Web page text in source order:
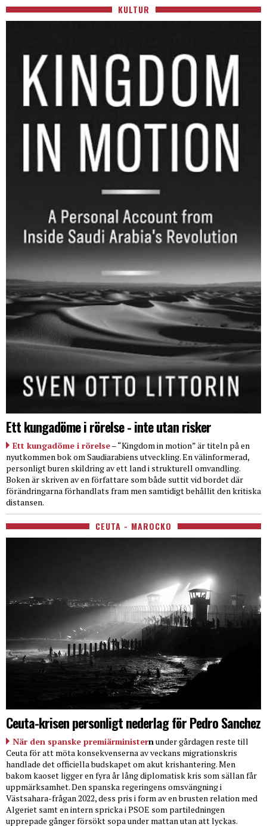
KULTUR
Ett kungadöme i rörelse - inte utan risker
Ett kungadöme i rörelse– “Kingdom in motion” är titeln på en
nyutkommen bok om Saudiarabiens utveckling. En välinformerad,
personligt buren skildring av ett land i strukturell omvandling.
Boken är skriven av en författare som både suttit vid bordet där
förändringarna förhandlats fram men samtidigt behållit den kritiska
distansen.
CEUTA - MAROCKO
Ceuta-krisen personligt nederlag för Pedro Sanchez
När den spanske premiärministern under gårdagen reste till
Ceuta för att möta konsekvenserna av veckans migrationskris
handlade det officiella budskapet om akut krishantering. Men
bakom kaoset ligger en fyra år lång diplomatisk kris som sällan får
uppmärksamhet. Den spanska regeringens omsvängning i
Västsahara-frågan 2022, dess pris i form av en brusten relation med
Algeriet samt en intern spricka i PSOE som partiledningen
upprepade gånger försökt sopa under mattan utan att lyckas.